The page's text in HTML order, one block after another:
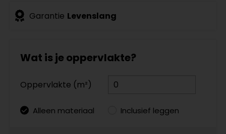
Garantie Levenslang
Wat is je oppervlakte?
Oppervlakte (m²)
Alleen materiaal Inclusief leggen